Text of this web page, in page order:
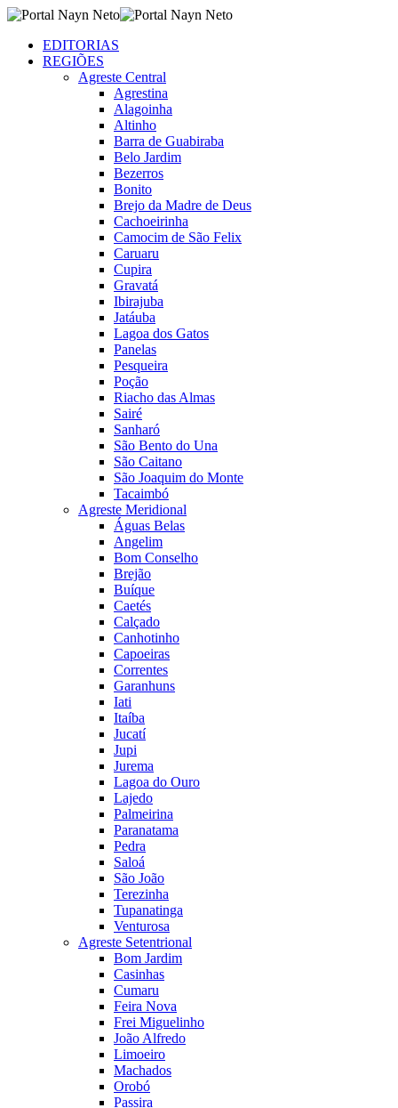
EDITORIAS
REGIÕES
Agreste Central
Agrestina
Alagoinha
Altinho
Barra de Guabiraba
Belo Jardim
Bezerros
Bonito
Brejo da Madre de Deus
Cachoeirinha
Camocim de São Felix
Caruaru
Cupira
Gravatá
Ibirajuba
Jatáuba
Lagoa dos Gatos
Panelas
Pesqueira
Poção
Riacho das Almas
Sairé
Sanharó
São Bento do Una
São Caitano
São Joaquim do Monte
Tacaimbó
Agreste Meridional
Águas Belas
Angelim
Bom Conselho
Brejão
Buíque
Caetés
Calçado
Canhotinho
Capoeiras
Correntes
Garanhuns
Iati
Itaíba
Jucatí
Jupi
Jurema
Lagoa do Ouro
Lajedo
Palmeirina
Paranatama
Pedra
Saloá
São João
Terezinha
Tupanatinga
Venturosa
Agreste Setentrional
Bom Jardim
Casinhas
Cumaru
Feira Nova
Frei Miguelinho
João Alfredo
Limoeiro
Machados
Orobó
Passira